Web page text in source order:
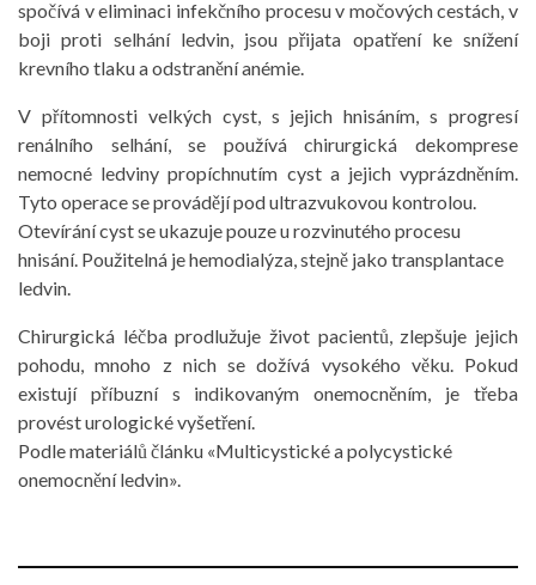
spočívá v eliminaci infekčního procesu v močových cestách, v
boji proti selhání ledvin, jsou přijata opatření ke snížení
krevního tlaku a odstranění anémie.
V přítomnosti velkých cyst, s jejich hnisáním, s progresí
renálního selhání, se používá chirurgická dekomprese
nemocné ledviny propíchnutím cyst a jejich vyprázdněním.
Tyto operace se provádějí pod ultrazvukovou kontrolou.
Otevírání cyst se ukazuje pouze u rozvinutého procesu
hnisání. Použitelná je hemodialýza, stejně jako transplantace
ledvin.
Chirurgická léčba prodlužuje život pacientů, zlepšuje jejich
pohodu, mnoho z nich se dožívá vysokého věku. Pokud
existují příbuzní s indikovaným onemocněním, je třeba
provést urologické vyšetření.
Podle materiálů článku «Multicystické a polycystické
onemocnění ledvin».